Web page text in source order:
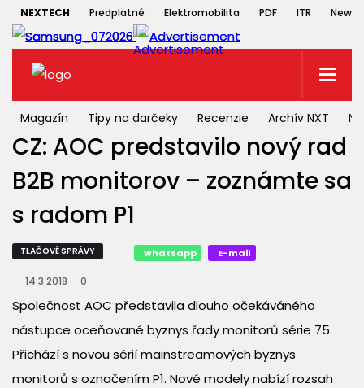
NEXTECH Predplatné Elektromobilita PDF ITR
Magazín Tipy na darčeky Recenzie Archív NXT
CZ: AOC predstavilo nový rad
B2B monitorov – zoznámte sa
s radom P1
TLAČOVÉ SPRÁVY whatsapp E-mail
14.3.2018 0
Společnost AOC představila dlouho očekáváného
nástupce oceňované byznys řady monitorů série 75.
Přichází s novou sérií mainstreamových byznys
monitorů s označením P1. Nové modely nabízí rozsah